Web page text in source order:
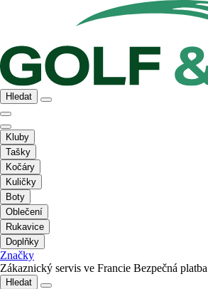
Hledat
Kluby
Tašky
Kočáry
Kuličky
Boty
Oblečení
Rukavice
Doplňky
Značky
Zákaznický servis ve Francie Bezpečná platba
Hledat